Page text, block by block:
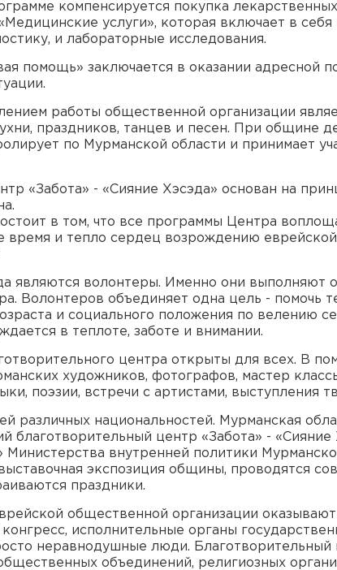
компенсируется покупка
услуги», которая включает в себя
и лабораторные исследования.
помощь» заключается в оказании адресной
работы общественной организации
праздников, танцев и песен. При общине
по Мурманской области и принимает
«Забота» - «Сияние Хэсэда» основан на
в том, что все программы Центра
время и тепло сердец возрождению
являются волонтеры. Именно они выполняют
Волонтеров объединяет одна цель - помочь
и социального положения по велению
в теплоте, заботе и внимании.
центра открыты для всех. В
художников, фотографов, мастер
поэзии, встречи с артистами, выступления
различных национальностей. Мурманская
благотворительный центр «Забота» - «Сияние
внутренней политики
экспозиция общины, проводятся
праздники.
общественной организации
исполнительные органы
неравнодушные люди. Благотворительный
объединений, религиозных